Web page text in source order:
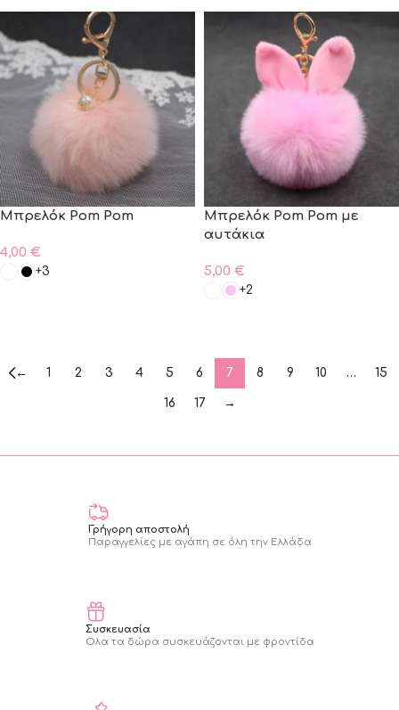
Μπρελόκ Pom Pom
4,00 €
+3
Μπρελόκ Pom Pom με
αυτάκια
5,00 €
+2
← 1 2 3 4 5 6 7 8 9 10 … 15
16 17 →
Γρήγορη αποστολή
Παραγγελίες με αγάπη σε όλη την Ελλάδα
Συσκευασία
Ολα τα δώρα συσκευάζονται με φροντίδα